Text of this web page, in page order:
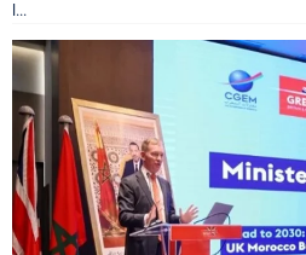
l...